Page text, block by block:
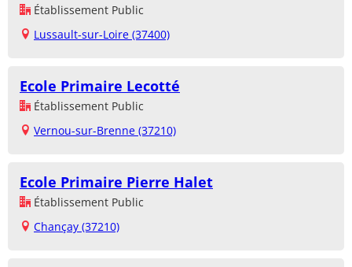
Établissement Public
Lussault-sur-Loire (37400)
Ecole Primaire Lecotté
Établissement Public
Vernou-sur-Brenne (37210)
Ecole Primaire Pierre Halet
Établissement Public
Chançay (37210)